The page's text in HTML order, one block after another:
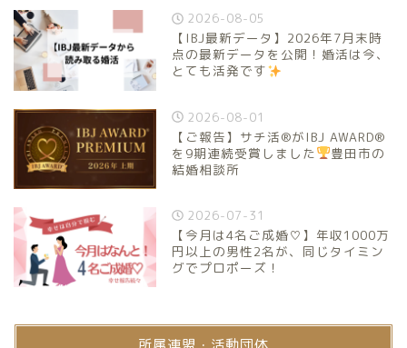
2026-08-05
【IBJ最新データ】2026年7月末時
点の最新データを公開！婚活は今、
とても活発です
2026-08-01
【ご報告】サチ活®がIBJ AWARD®
を9期連続受賞しました
豊田市の
結婚相談所
2026-07-31
【今月は4名ご成婚♡】年収1000万
円以上の男性2名が、同じタイミン
グでプロポーズ！